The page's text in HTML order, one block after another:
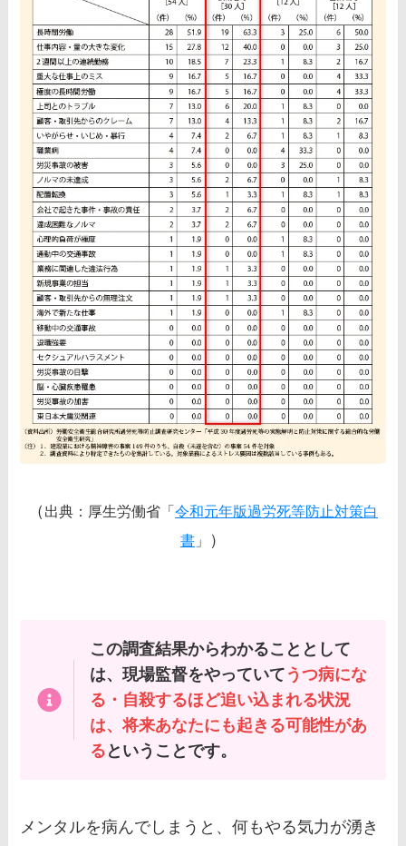
（ 出典：厚生労働省「 令和元年版過労死等防止対策白
書 」 ）
この調査結果からわかることとして
は、現場監督をやっていて うつ病にな
る・自殺するほど追い込まれる状況
は、将来あなたにも起きる可能性があ
る ということです。
メンタルを病んでしまうと、何もやる気力が湧き